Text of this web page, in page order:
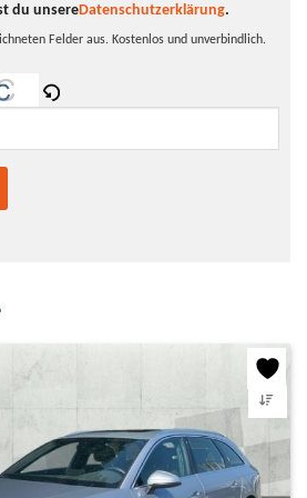
du unsereDatenschutzerklärung.
Felder aus. Kostenlos und unverbindlich.